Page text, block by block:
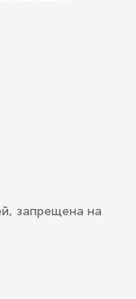
запрещена на